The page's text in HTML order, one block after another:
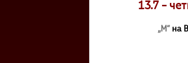
13.7 –
„М“ на